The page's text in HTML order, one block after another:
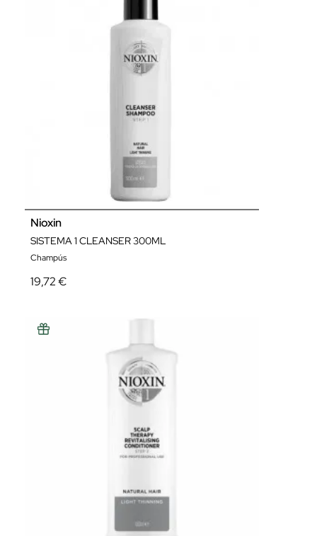
Nioxin
SISTEMA 1 CLEANSER 300ML
Champús
19,72 €